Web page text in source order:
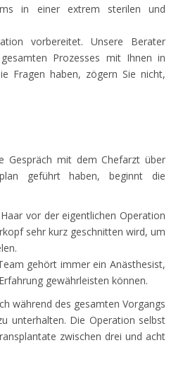
in einer extrem sterilen und
vorbereitet. Unsere Berater
Prozesses mit Ihnen in
Fragen haben, zögern Sie nicht,
Gespräch mit dem Chefarzt über
geführt haben, beginnt die
vor der eigentlichen Operation
sehr kurz geschnitten wird, um
gehört immer ein Anästhesist,
gewährleisten können.
während des gesamten Vorgangs
unterhalten. Die Operation selbst
zwischen drei und acht